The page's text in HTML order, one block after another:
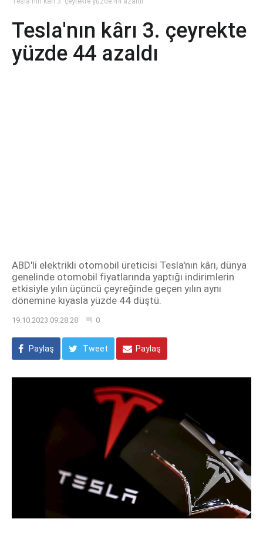
Tesla'nın kârı 3. çeyrekte
yüzde 44 azaldı
ABD'li elektrikli otomobil üreticisi Tesla'nın kârı, dünya
genelinde otomobil fiyatlarında yaptığı indirimlerin
etkisiyle yılın üçüncü çeyreğinde geçen yılın aynı
dönemine kıyasla yüzde 44 düştü.
19.10.2023 09:28:28 0
Paylaş Tweet Paylaş